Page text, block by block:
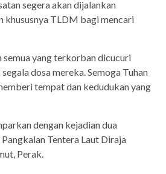
segera akan dijalankan
khususnya TLDM bagi mencari
semua yang terkorban dicucuri
dosa mereka. Semoga Tuhan
tempat dan kedudukan yang
dengan kejadian dua
Tentera Laut Diraja
Perak.